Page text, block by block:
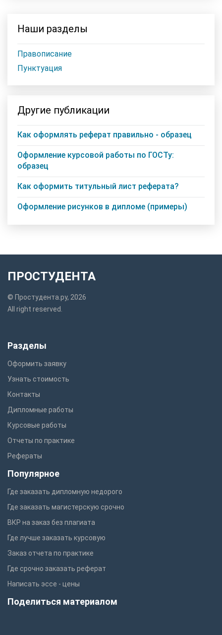
Наши разделы
Правописание
Пунктуация
Другие публикации
Как оформлять реферат правильно - образец
Оформление курсовой работы по ГОСТу:
образец
Как оформить титульный лист реферата?
Оформление рисунков в дипломе (примеры)
ПРОСТУДЕНТА
© Простудента.ру, 2026
All right reserved.
Разделы
Оформить заявку
Узнать стоимость
Контакты
Дипломные работы
Курсовые работы
Отчеты по практике
Рефераты
Популярное
Где заказать дипломную недорого
Где заказать магистерскую срочно
ВКР на заказ без плагиата
Где лучше заказать курсовую
Заказ отчета по практике
Где срочно заказать реферат
Написать эссе - цены
Поделиться материалом